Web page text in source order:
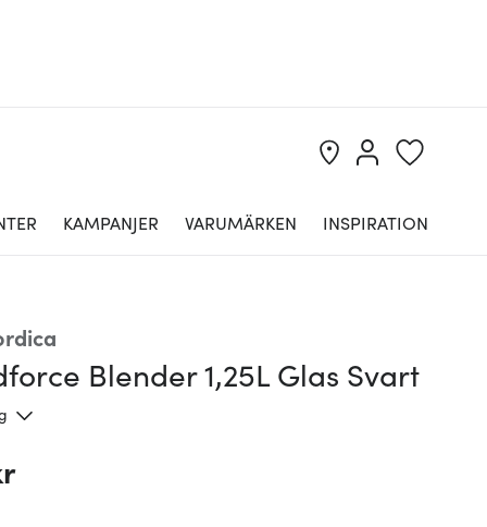
KAMPANJER VARUMÄRKEN INSPIRATION
Blender 1,25L Glas Svart